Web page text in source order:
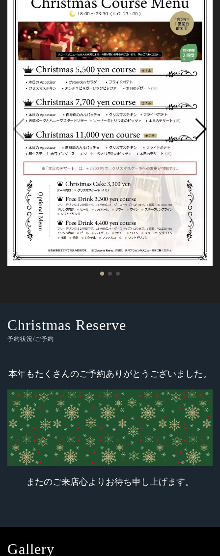
Christmas Reserve
予約状況/ご予約
本年もたくさんのご予約ありがとうございました。
またのご来店心よりお待ち申し上げます。
Gallery